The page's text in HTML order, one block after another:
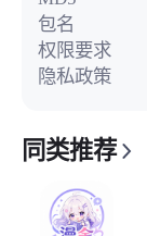
包名
权限要求
隐私政策
同类推荐